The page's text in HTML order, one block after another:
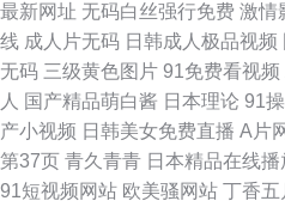
最新网址 无码白丝强行免费 激情
线 成人片无码 日韩成人极品视频
无码 三级黄色图片 91免费看视频
人 国产精品萌白酱 日本理论 91
产小视频 日韩美女免费直播 A片
第37页 青久青青 日本精品在线播
91短视频网站 欧美骚网站 丁香五